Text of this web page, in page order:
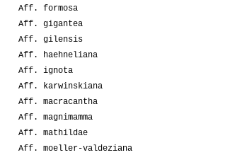
Aff. formosa
Aff. gigantea
Aff. gilensis
Aff. haehneliana
Aff. ignota
Aff. karwinskiana
Aff. macracantha
Aff. magnimamma
Aff. mathildae
Aff. moeller-valdeziana